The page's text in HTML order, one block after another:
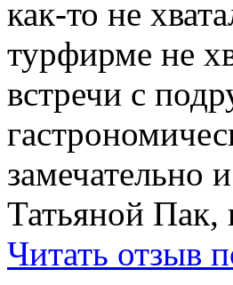
как-то не
турфирме не
встречи с
замечательно
Татьяной Пак,
Читать отзыв